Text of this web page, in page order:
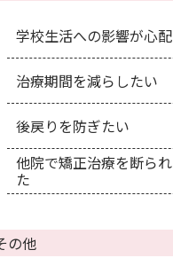
学校生活への影響が心配
治療期間を減らしたい
後戻りを防ぎたい
他院で矯正治療を断られ
た
の他